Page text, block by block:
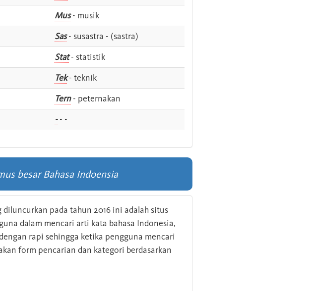
Mus- musik
Sas- susastra - (sastra)
Stat- statistik
Tek- teknik
Tern- peternakan
-- -
besar Bahasa Indoensia
pada tahun 2016 ini adalah situs
dalam mencari arti kata bahasa Indonesia,
rapi sehingga ketika pengguna mencari
form pencarian dan kategori berdasarkan